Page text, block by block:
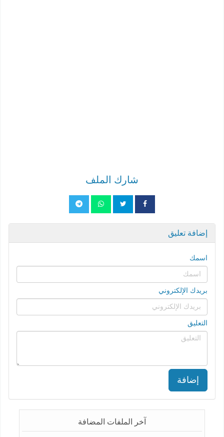
شارك الملف
إضافة تعليق
اسمك
بريدك الإلكتروني
التعليق
إضافة
آخر الملفات المضافة